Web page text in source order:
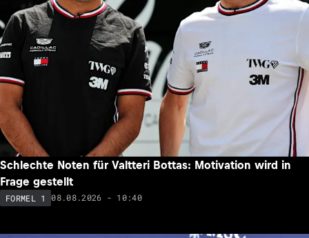
Schlechte Noten für Valtteri Bottas: Motivation wird in
Frage gestellt
FORMEL 1 08.08.2026 - 10:40